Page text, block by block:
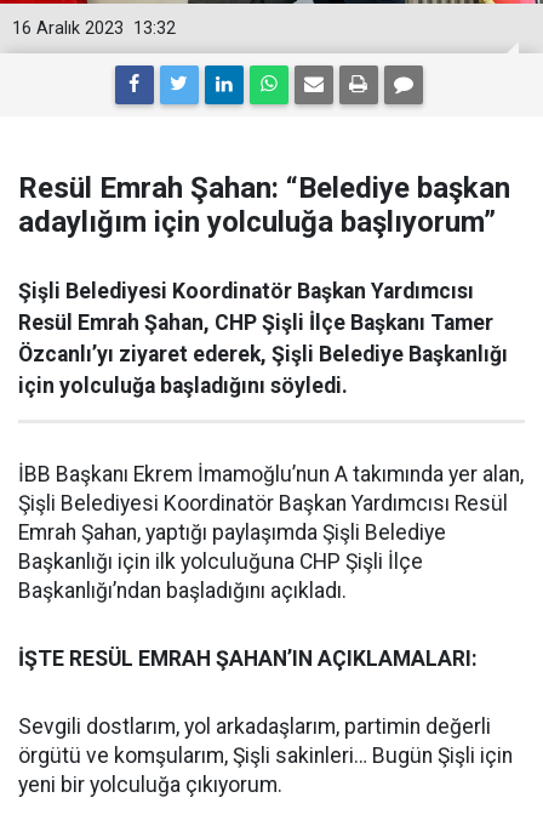
13:32
16 Aralık 2023
Resül Emrah Şahan: “Belediye başkan
adaylığım için yolculuğa başlıyorum”
Şişli Belediyesi Koordinatör Başkan Yardımcısı
Resül Emrah Şahan, CHP Şişli İlçe Başkanı Tamer
Özcanlı’yı ziyaret ederek, Şişli Belediye Başkanlığı
için yolculuğa başladığını söyledi.
İBB Başkanı Ekrem İmamoğlu’nun A takımında yer alan,
Şişli Belediyesi Koordinatör Başkan Yardımcısı Resül
Emrah Şahan, yaptığı paylaşımda Şişli Belediye
Başkanlığı için ilk yolculuğuna CHP Şişli İlçe
Başkanlığı’ndan başladığını açıkladı.
İŞTE RESÜL EMRAH ŞAHAN’IN AÇIKLAMALARI:
Sevgili dostlarım, yol arkadaşlarım, partimin değerli
örgütü ve komşularım, Şişli sakinleri… Bugün Şişli için
yeni bir yolculuğa çıkıyorum.